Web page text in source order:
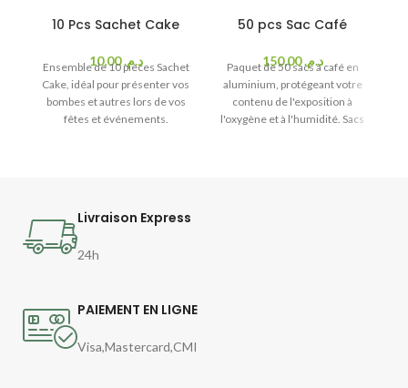
10 Pcs Sachet Cake
د.م.10,00
Ensemble de 10 pièces Sachet
Cake, idéal pour présenter vos
bombes et autres lors de vos
fêtes et événements.
50 pcs Sac Café
د.م.150,00
Paquet de 50 sacs à café en
aluminium, protégeant votre
contenu de l'exposition à
l'oxygène et à l'humidité. Sacs
Livraison Express
24h
PAIEMENT EN LIGNE
Visa,Mastercard,CMI